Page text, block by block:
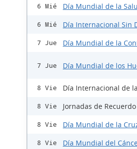
6 Mié Día Mundial de la
6 Mié Día Internacional Sin
7 Jue Día Mundial de la
7 Jue Día Mundial de los
8 Vie Día Internacional de
8 Vie Jornadas de
8 Vie Día Mundial de la
8 Vie Día Mundial del